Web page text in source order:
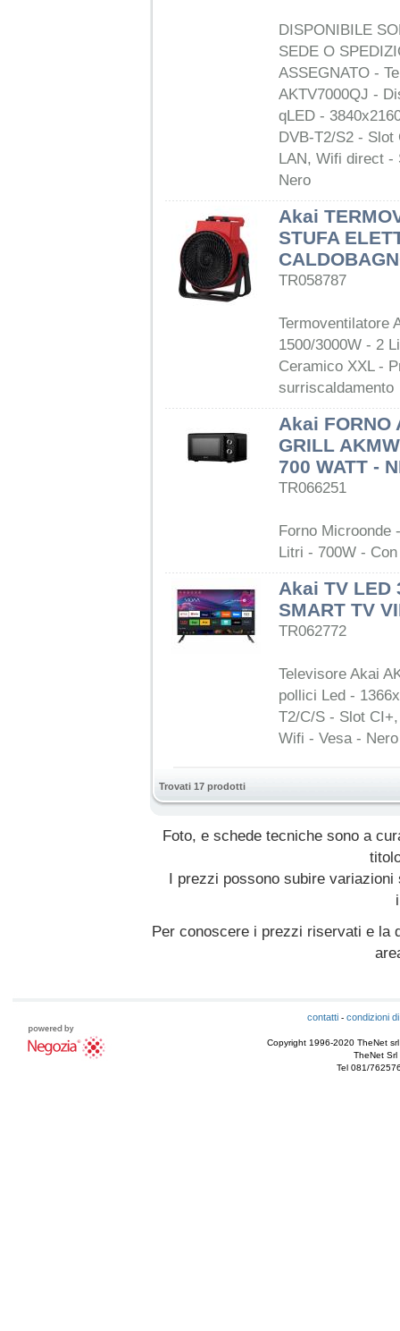
DISPONIBILE
SEDE O
ASSEGNATO -
AKTV7000QJ -
qLED -
DVB-T2/S2 -
LAN, Wifi direct -
Nero
Akai
STUFA
TR058787
Termoventilatore
1500/3000W - 2
Ceramico XXL -
surriscaldamento
Akai FORNO
GRILL
700 WATT -
TR066251
Forno Microonde
Litri - 700W -
Akai TV LED
SMART TV
TR062772
Televisore Akai
pollici Led -
T2/C/S - Slot
Wifi - Vesa - Nero
Trovati 17 prodotti
Foto, e schede tecniche sono a
I prezzi possono subire
Per conoscere i prezzi riservati e la
contatti- condizioni
Copyright 1996-2020 TheNet
TheNet Srl
Tel 081/